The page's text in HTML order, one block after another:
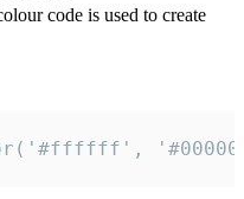
code is used to create